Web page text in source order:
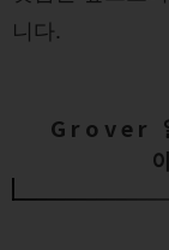
니다.
Grover